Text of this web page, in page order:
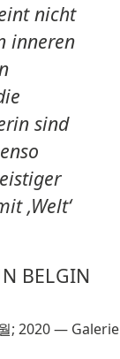
nicht
inneren
sind
‚Welt‘
BELGIN